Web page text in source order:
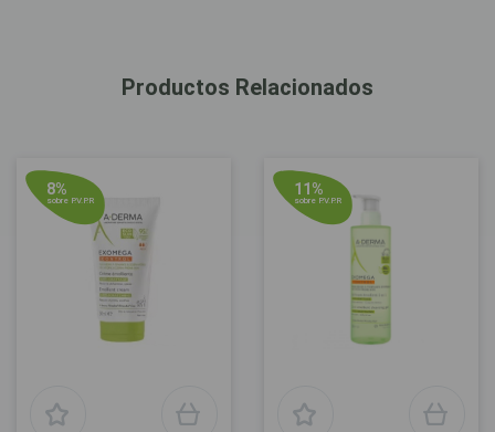
Productos Relacionados
8%
sobre P.V.P.R
11%
sobre P.V.P.R